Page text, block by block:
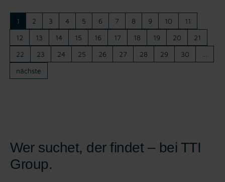
1 2 3 4 5 6 7 8 9 10
11
12
13 14 15 16 17 18 19 20
21
22
23 24 25 26 27 28 29 30
nächste
Wer suchet, der findet – bei TTI
Group.